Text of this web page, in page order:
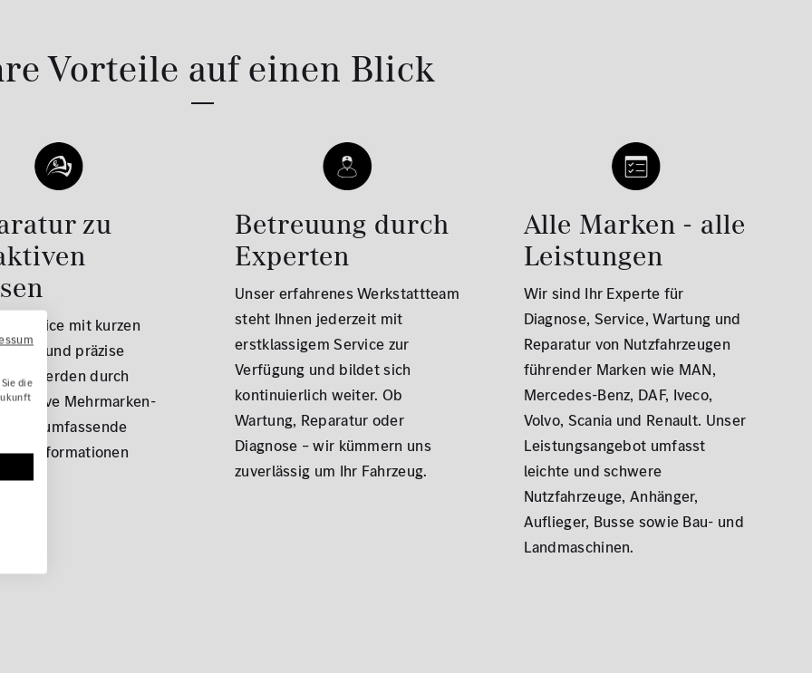
Vorteile auf einen Blick
zu
Service mit kurzen
und präzise
werden durch
Mehrmarken-
und umfassende
Informationen
Betreuung durch
Experten
Unser erfahrenes Werkstattteam
steht Ihnen jederzeit mit
erstklassigem Service zur
Verfügung und bildet sich
kontinuierlich weiter. Ob
Wartung, Reparatur oder
Diagnose – wir kümmern uns
zuverlässig um Ihr Fahrzeug.
Alle Marken - alle
Leistungen
Wir sind Ihr Experte für
Diagnose, Service, Wartung und
Reparatur von Nutzfahrzeugen
führender Marken wie MAN,
Mercedes-Benz, DAF, Iveco,
Volvo, Scania und Renault. Unser
Leistungsangebot umfasst
leichte und schwere
Nutzfahrzeuge, Anhänger,
Auflieger, Busse sowie Bau- und
Landmaschinen.
die